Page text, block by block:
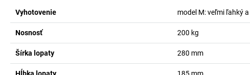
Vyhotovenie model M: veľmi ľahký
Nosnosť 200 kg
Šírka lopaty 280 mm